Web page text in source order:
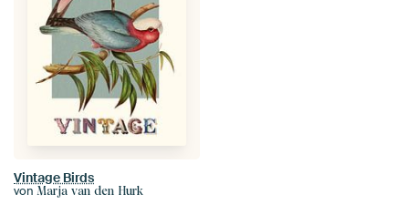
Vintage Birds
von Marja van den Hurk